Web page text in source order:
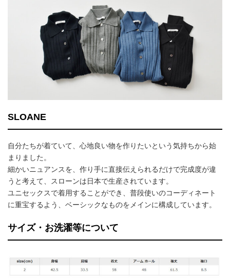
SLOANE
自分たちが着ていて、心地良い物を作りたいという気持ちから始
まりました。
細かいニュアンスを、作り手に直接伝えられるだけで完成度が違
うと考えて、スローンは日本で生産されています。
ユニセックスで着用することができ、普段使いのコーディネート
に重宝するよう、ベーシックなものをメインに構成しています。
サイズ・お洗濯等について